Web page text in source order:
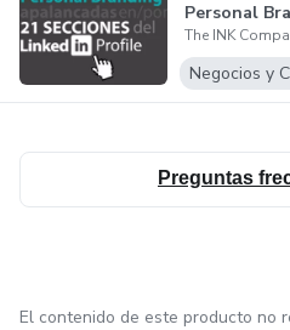
Personal
- 21
Negocios y
Preguntas
El contenido de este producto no